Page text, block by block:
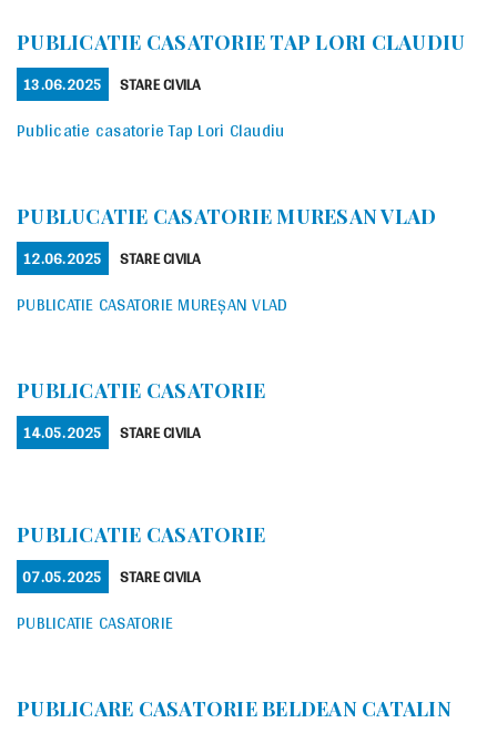
PUBLICATIE CASATORIE TAP LORI CLAUDIU
POSTED
ON
13.06.2025 CATEGORIES
STARE CIVILA
Publicatie casatorie Tap Lori Claudiu
PUBLUCATIE CASATORIE MURESAN VLAD
POSTED
ON
12.06.2025 CATEGORIES
STARE CIVILA
PUBLICATIE CASATORIE MUREȘAN VLAD
PUBLICATIE CASATORIE
POSTED
ON
14.05.2025 CATEGORIES
STARE CIVILA
PUBLICATIE CASATORIE
POSTED
ON
07.05.2025 CATEGORIES
STARE CIVILA
PUBLICATIE CASATORIE
PUBLICARE CASATORIE BELDEAN CATALIN